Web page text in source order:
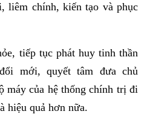
liêm chính, kiến tạo và phục
tiếp tục phát huy tinh thần
mới, quyết tâm đưa chủ
máy của hệ thống chính trị đi
hiệu quả hơn nữa.